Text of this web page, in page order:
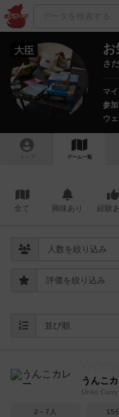
大臣 お
さ
マ
参
ウ
トップ ゲーム一覧
全て 興味あり 経験
うんこ
Unko Curry
2～7人 15